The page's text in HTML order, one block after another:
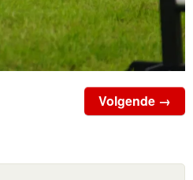
Volgende →